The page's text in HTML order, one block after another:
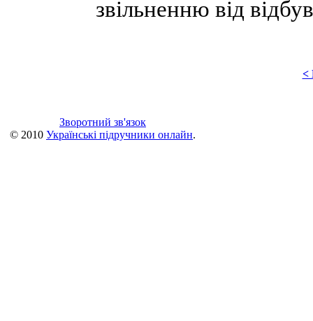
звільненню від
<
Зворотний зв'язок
© 2010 Українські підручники онлайн.